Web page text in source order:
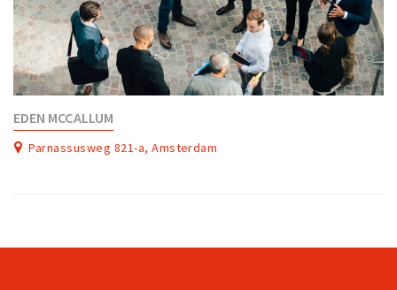
EDEN MCCALLUM
Parnassusweg 821-a, Amsterdam